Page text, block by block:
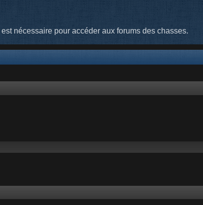
nécessaire pour accéder aux forums des chasses.